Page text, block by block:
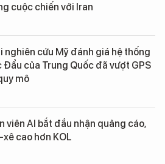
cuộc chiến với Iran
nghiên cứu Mỹ đánh giá hệ thống
Đẩu của Trung Quốc đã vượt GPS
mô
viên AI bắt đầu nhận quảng cáo,
cao hơn KOL